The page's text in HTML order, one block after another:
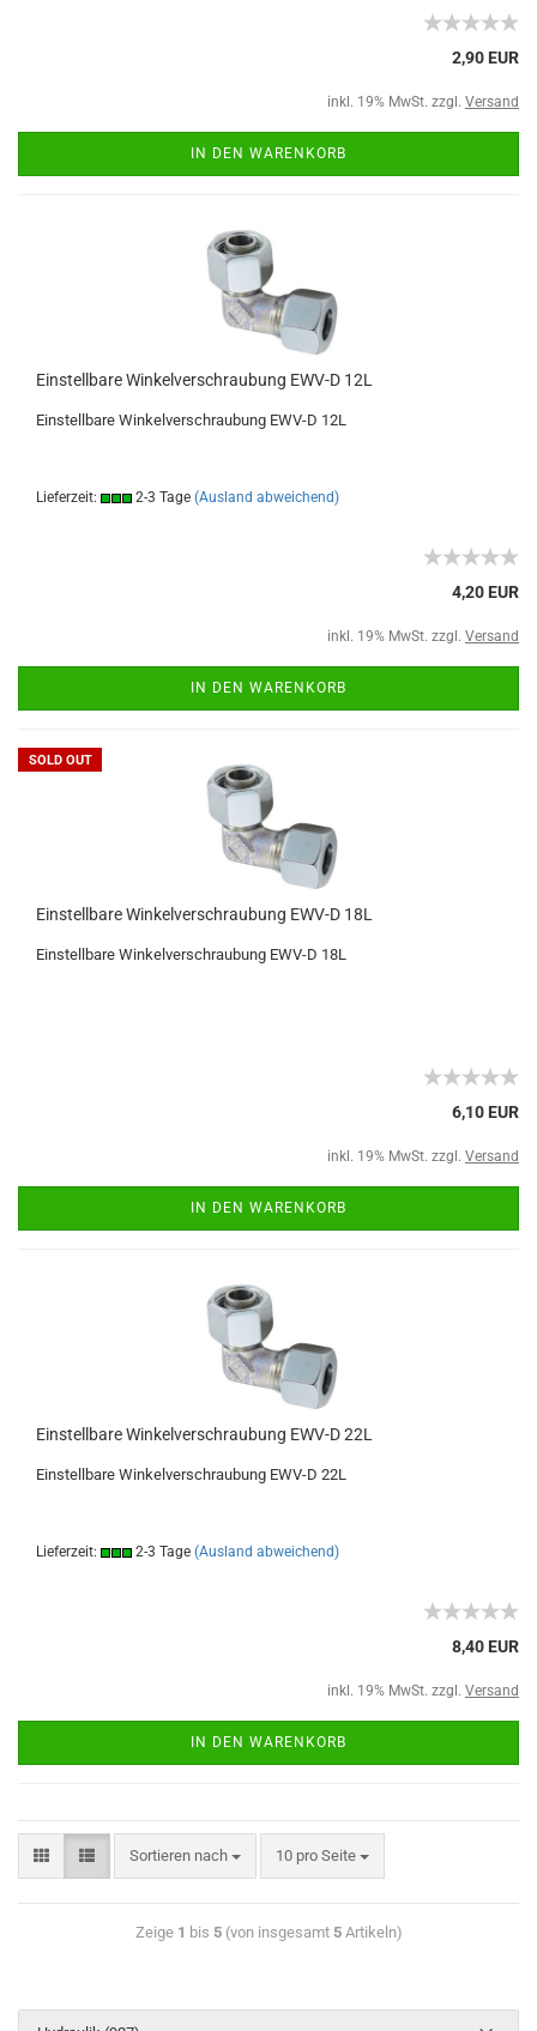
2,90 EUR
inkl. 19% MwSt. zzgl. Versand
IN DEN WARENKORB
Einstellbare Winkelverschraubung EWV-D 12L
Einstellbare Winkelverschraubung EWV-D 12L
Lieferzeit: 2-3 Tage (Ausland abweichend)
4,20 EUR
inkl. 19% MwSt. zzgl. Versand
IN DEN WARENKORB
SOLD OUT
Einstellbare Winkelverschraubung EWV-D 18L
Einstellbare Winkelverschraubung EWV-D 18L
6,10 EUR
inkl. 19% MwSt. zzgl. Versand
IN DEN WARENKORB
Einstellbare Winkelverschraubung EWV-D 22L
Einstellbare Winkelverschraubung EWV-D 22L
Lieferzeit: 2-3 Tage (Ausland abweichend)
8,40 EUR
inkl. 19% MwSt. zzgl. Versand
IN DEN WARENKORB
Sortieren nach 10 pro Seite
Zeige 1 bis 5(von insgesamt 5Artikeln)